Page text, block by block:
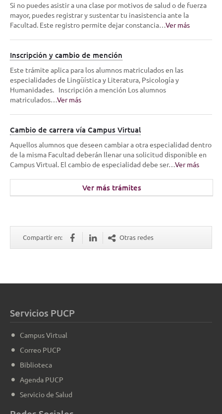
Si no puedes asistir a una clase por motivos de salud o de fuerza
mayor, puedes registrar y sustentar tu inasistencia ante la
Facultad. Este registro permite dejar constancia…Ver más
Inscripción y cambio de mención
Este trámite aplica para los alumnos matriculados en las
especialidades de Lingüística y Literatura, Psicología y
Humanidades. Inscripción a mención Los alumnos
matriculados…Ver más
Cambio de carrera vía Campus Virtual
Aquellos alumnos que deseen cambiar a otra especialidad dentro
de la misma Facultad deberán llenar una solicitud disponible en
Campus Virtual. El cambio de especialidad debe ser…Ver más
Ver más trámites
Compartir en: Otras redes
Servicios PUCP
Campus Virtual
Correo PUCP
Biblioteca
Agenda PUCP
Servicio de Salud